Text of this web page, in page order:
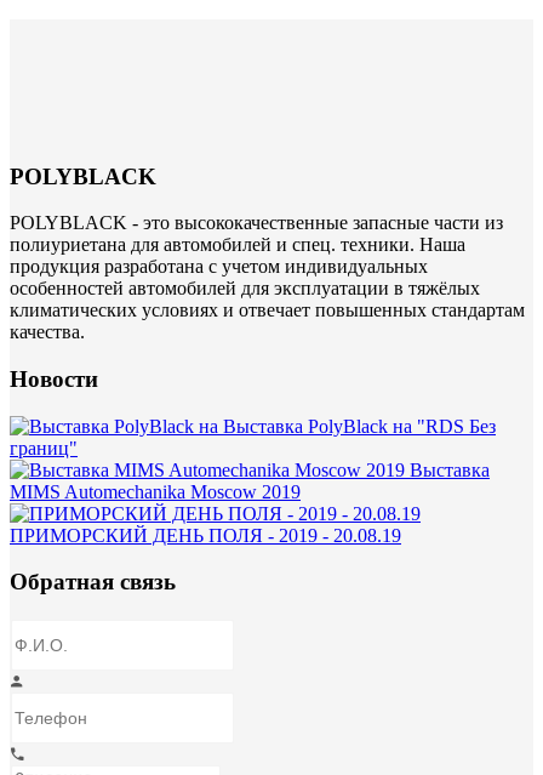
POLYBLACK
POLYBLACK - это высококачественные запасные части из
полиуриетана для автомобилей и спец. техники. Наша
продукция разработана с учетом индивидуальных
особенностей автомобилей для эксплуатации в тяжёлых
климатических условиях и отвечает повышенных стандартам
качества.
Новости
Выставка PolyBlack на "RDS Без
границ"
Выставка
MIMS Automechanika Moscow 2019
ПРИМОРСКИЙ ДЕНЬ ПОЛЯ - 2019 - 20.08.19
Обратная связь